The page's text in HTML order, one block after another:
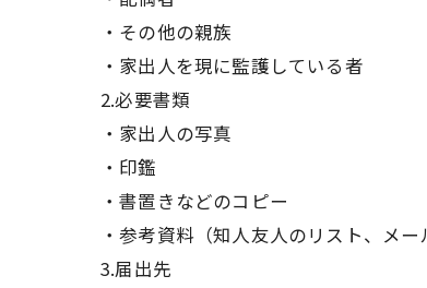
・その他の親族
・家出人を現に監護している者
2.必要書類
・家出人の写真
・印鑑
・書置きなどのコピー
・参考資料（知人友人のリスト、メー
3.届出先